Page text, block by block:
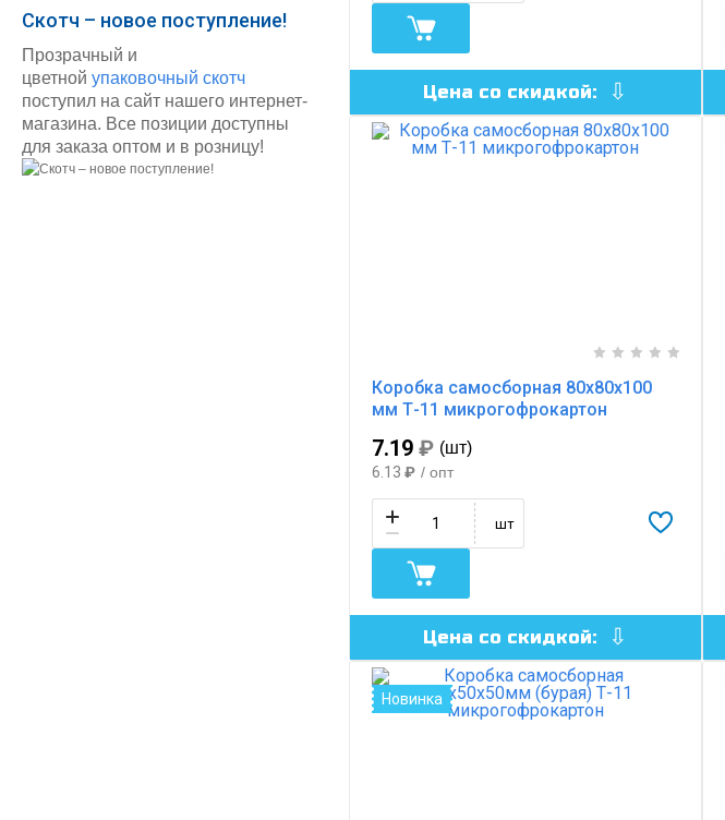
Цена со скидкой:
Коробка самосборная 80х80х100
мм Т-11 микрогофрокартон
7.19 ₽ (шт)
6.13 ₽ / опт
шт
Цена со скидкой:
Новинка
Скотч – новое поступление!
Прозрачный и
цветной упаковочный скотч
поступил на сайт нашего интернет-
магазина. Все позиции доступны
для заказа оптом и в розницу!